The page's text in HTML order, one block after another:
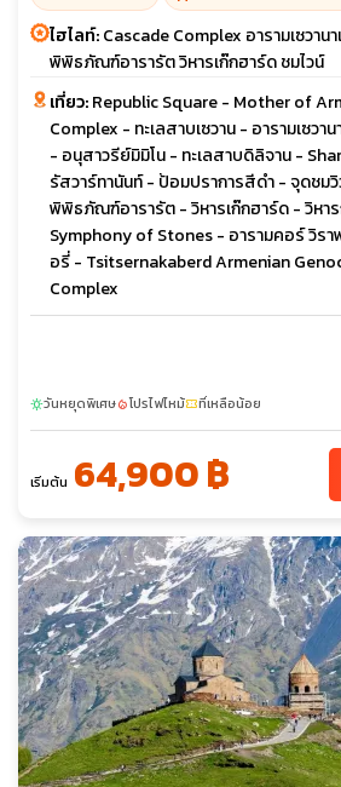
ไฮไลท์:Cascade Complex อารามเซวา
พิพิธภัณฑ์อารารัต วิหารเก๊กฮาร์ด ชมไวน์
เที่ยว:Republic Square - Mother of
Complex - ทะเลสาบเซวาน - อารามเซว
- อนุสาวรีย์มิมิโน - ทะเลสาบดิลิจาน -
รัสวาร์ทานันท์ - ป้อมปราการสีดำ - จุดชม
พิพิธภัณฑ์อารารัต - วิหารเก๊กฮาร์ด - วิหา
Symphony of Stones - อารามคอร์ วิรา
อรี่ - Tsitsernakaberd Armenian
Complex
sunnyวันหยุดพิเศษlocal_fire_departmentโปรไฟไหม้confirmation_numberที่เหลือน้อย
เริ่มต้น 64,900 ฿